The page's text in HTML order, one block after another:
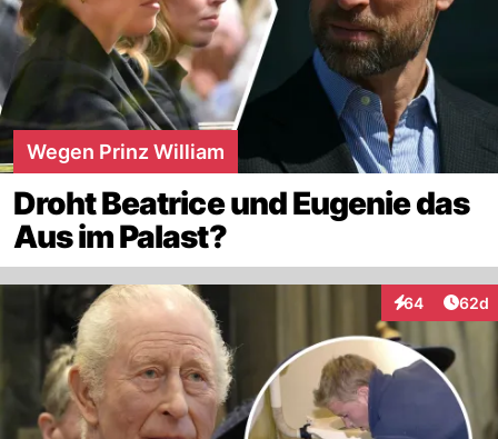
Wegen Prinz William
Droht Beatrice und Eugenie das
Aus im Palast?
64
Interaktionen
62d